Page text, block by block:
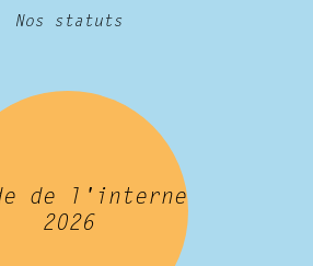
Nos statuts
de l'interne
2026